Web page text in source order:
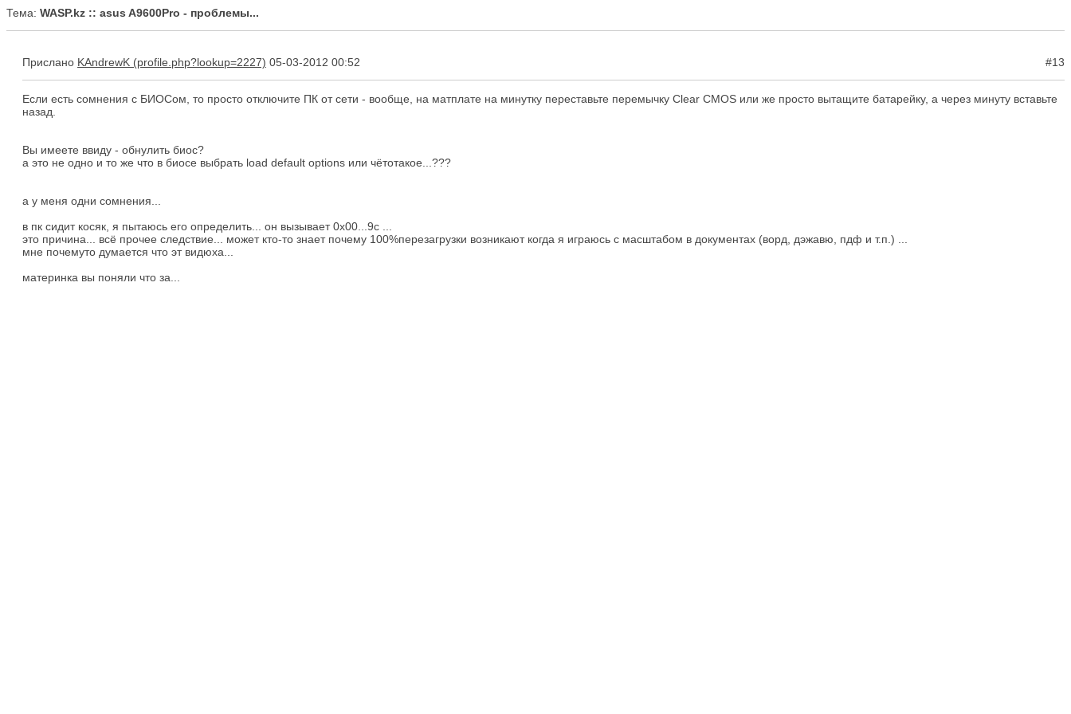
Тема: WASP.kz :: asus A9600Pro - проблемы...
Прислано KAndrewK 05-03-2012 00:52 #13
Eсли есть сомнения с БИОСом, то просто отключите ПК от сети - вообще, на матплате на минутку переставьте перемычку Clear CMOS или же просто вытащите батарейку, а через минуту вставьте
назад.
Вы имеете ввиду - обнулить биос?
а это не одно и то же что в биосе выбрать load default options или чётотакое...???
а у меня одни сомнения...
в пк сидит косяк, я пытаюсь его определить... он вызывает 0х00...9с ...
это причина... всё прочее следствие... может кто-то знает почему 100%перезагрузки возникают когда я играюсь с масштабом в документах (ворд, дэжавю, пдф и т.п.) ...
мне почемуто думается что эт видюха...
материнка вы поняли что за...